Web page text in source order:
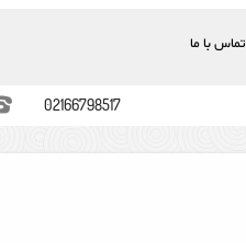
تماس با ما
02166798517